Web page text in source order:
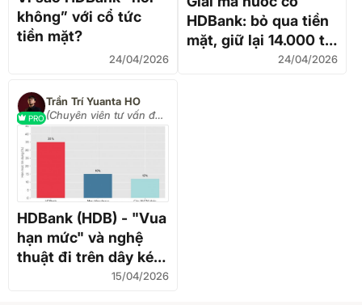
không” với cổ tức
tiền mặt?
24/04/2026
HDBank: bỏ qua tiền
mặt, giữ lại 14.000 tỷ
đồng để đổi lấy gì?
24/04/2026
PRO
Trần Trí Yuanta HO
(Chuyên viên tư vấn đầu
tư Yuanta Việt Nam)
HDBank (HDB) - "Vua
hạn mức" và nghệ
thuật đi trên dây kép:
đánh đổi để bứt phá?
15/04/2026